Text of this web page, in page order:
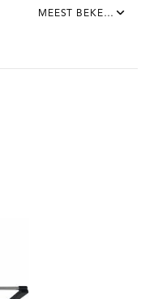
MEEST BEKEKEN